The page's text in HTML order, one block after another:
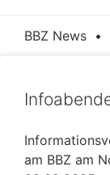
BBZ News
am BBZ am